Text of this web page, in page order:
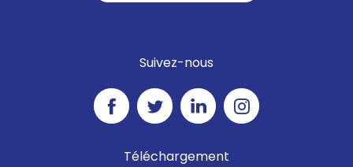
Suivez-nous
Téléchargement